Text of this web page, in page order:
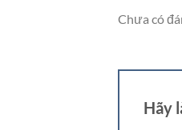
Chưa có
Hãy